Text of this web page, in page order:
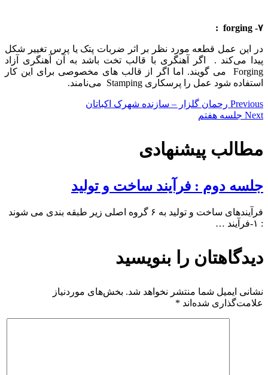
۷- forging :
در این عمل قطعه مورد نظر بر اثر ضربات پتک یا پرس تغییر شکل
پیدا می‌کند . اگر آهنگری با قالب تخت باشد به آن آهنگری آزاد
Forging می گویند. اما اگر از قالب های مخصوصی برای این کار
استفاده شود عمل را پرسکاری Stamping می‌نامند.
Previous رحمان گلزار – سازنده شهرک اکباتان
Next جلسه هفتم
مطالب پیشنهادی
جلسه دوم : فرآیند ساخت و تولید
فرآیندهای ساخت و تولید به ۶ گروه اصلی زیر طبقه بندی می شوند
: ۱-فرآیند …
دیدگاهتان را بنویسید
نشانی ایمیل شما منتشر نخواهد شد. بخش‌های موردنیاز
علامت‌گذاری شده‌اند *